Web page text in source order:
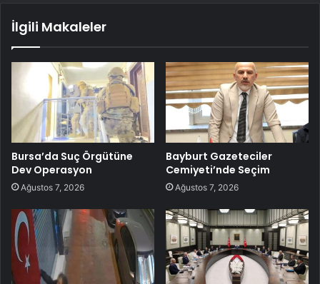
İlgili Makaleler
Bursa’da Suç Örgütüne
Dev Operasyon
Ağustos 7, 2026
Bayburt Gazeteciler
Cemiyeti’nde Seçim
Ağustos 7, 2026